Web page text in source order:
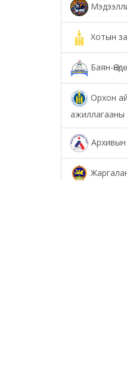
Хотын
Баян-
Орхон
ажиллагааны
Архивын